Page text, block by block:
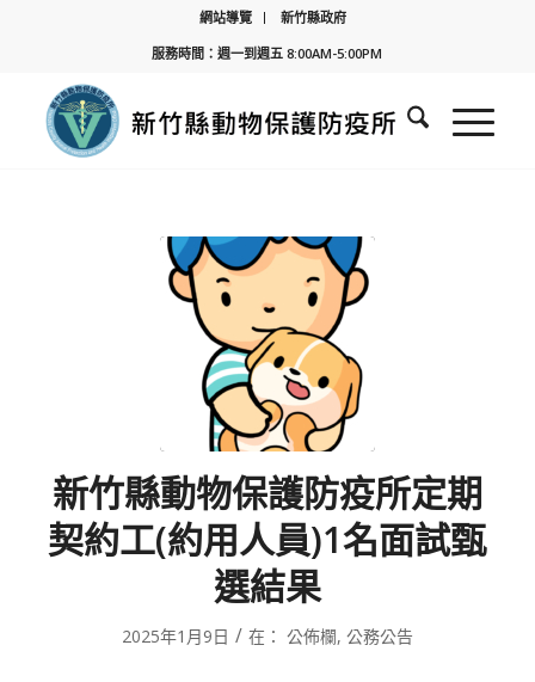
網站導覽
新竹縣政府
服務時間：週一到週五 8:00AM-5:00PM
新竹縣動物保護防疫所定期
契約工(約用人員)1名面試甄
選結果
2025年1月9日 / 在： 公佈欄, 公務公告